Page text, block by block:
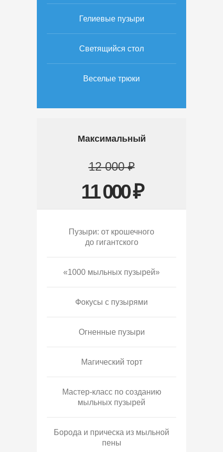
Гелиевые пузыри
Светящийся стол
Веселые трюки
Максимальный
12 000 ₽
11 000 ₽
Пузыри: от крошечного
до гигантского
«1000 мыльных пузырей»
Фокусы с пузырями
Огненные пузыри
Магический торт
Мастер-класс по созданию
мыльных пузырей
Борода и прическа из мыльной
пены